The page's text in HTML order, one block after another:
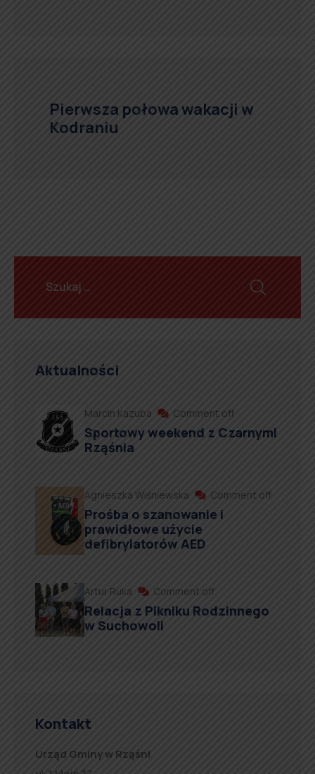
Pierwsza połowa wakacji w
Kodraniu
Aktualności
Marcin Kazuba Comment off
Sportowy weekend z Czarnymi
Rząśnia
Agnieszka Wiśniewska Comment off
Prośba o szanowanie i
prawidłowe użycie
defibrylatorów AED
Artur Ruka Comment off
Relacja z Pikniku Rodzinnego
w Suchowoli
Kontakt
Urząd Gminy w Rząśni